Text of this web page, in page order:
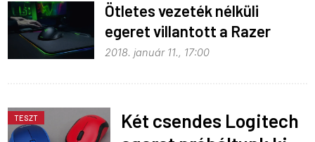
Ötletes vezeték nélküli
egeret villantott a Razer
2018. január 11., 17:00
TESZT
Két csendes Logitech